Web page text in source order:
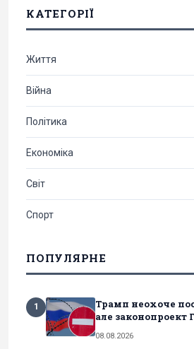
КАТЕГОРІЇ
Життя
Війна
Політика
Економіка
Світ
Спорт
ПОПУЛЯРНЕ
1
Трамп неохоче
але законопроект
08.08.2026